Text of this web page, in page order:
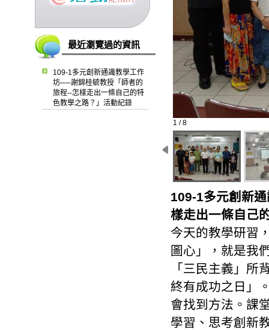
最近瀏覽過的資訊
109-1多元創新通識教學工作
坊──謝錦桂毓教授「師者的
旅程--怎樣走出一條自己的特
色教學之路？」活動紀錄
1 / 8
109-1多元創新
樣走出一條自己
今天的教學研習
圖心」，就是我
「三民主義」所
終有成功之日」
會找到方法。課
學習、思考創新